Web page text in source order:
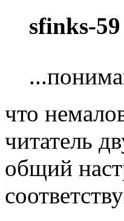
sfinks-
что
читатель
общий